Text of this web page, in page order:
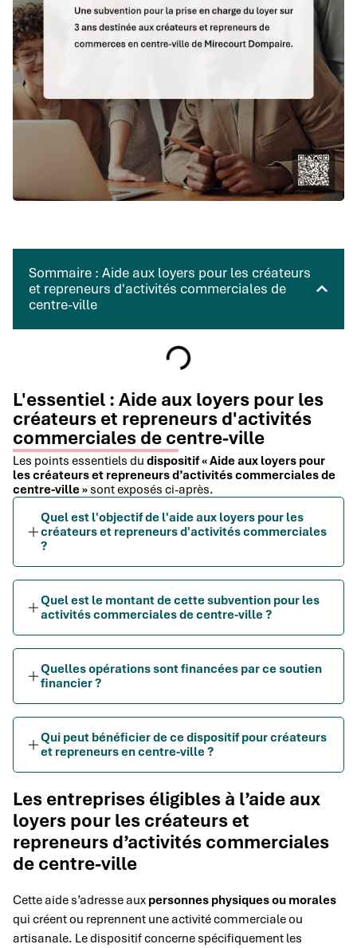
Sommaire : Aide aux loyers pour les créateurs
et repreneurs d'activités commerciales de
centre-ville
L'essentiel : Aide aux loyers pour les
créateurs et repreneurs d'activités
commerciales de centre-ville
Les points essentiels du dispositif « Aide aux loyers pour
les créateurs et repreneurs d’activités commerciales de
centre-ville » sont exposés ci-après.
Quel est l'objectif de l'aide aux loyers pour les
créateurs et repreneurs d'activités commerciales
?
Quel est le montant de cette subvention pour les
activités commerciales de centre-ville ?
Quelles opérations sont financées par ce soutien
financier ?
Qui peut bénéficier de ce dispositif pour créateurs
et repreneurs en centre-ville ?
Les entreprises éligibles à l’aide aux
loyers pour les créateurs et
repreneurs d’activités commerciales
de centre-ville
Cette aide s’adresse aux personnes physiques ou morales
qui créent ou reprennent une activité commerciale ou
artisanale. Le dispositif concerne spécifiquement les